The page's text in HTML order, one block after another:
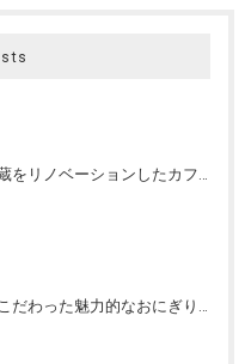
広島の大竹市で蔵をリノベーションしたカフェの設計。店舗設計、店舗デザインはasazu design office
広島市で素材にこだわった魅力的なおにぎり屋さんの設計。店舗設計、店舗デザインはasazu design office